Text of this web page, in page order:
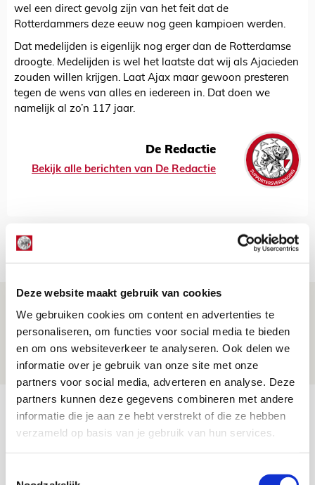
Deze website maakt gebruik van cookies
We gebruiken cookies om content en advertenties te
personaliseren, om functies voor social media te bieden
en om ons websiteverkeer te analyseren. Ook delen we
informatie over je gebruik van onze site met onze
partners voor social media, adverteren en analyse. Deze
partners kunnen deze gegevens combineren met andere
informatie die je aan ze hebt verstrekt of die ze hebben
verzameld op basis van je gebruik van hun services.
wel een direct gevolg zijn van het feit dat de
Rotterdammers deze eeuw nog geen kampioen werden.
Dat medelijden is eigenlijk nog erger dan de Rotterdamse
droogte. Medelijden is wel het laatste dat wij als Ajacieden
zouden willen krijgen. Laat Ajax maar gewoon presteren
tegen de wens van alles en iedereen in. Dat doen we
namelijk al zo’n 117 jaar.
De Redactie
Bekijk alle berichten van De Redactie
Net binnen //
Zwolle - Ajax
08 AUGUSTUS 2026 - 12:32
NIEUWS
Míchels elf: met welke formatie begin
jij aan nieuw eredivisieseizoen?